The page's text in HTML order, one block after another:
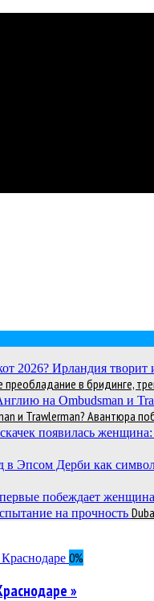
в бридинге,
и Trawlerman? Авантюра
0%
»